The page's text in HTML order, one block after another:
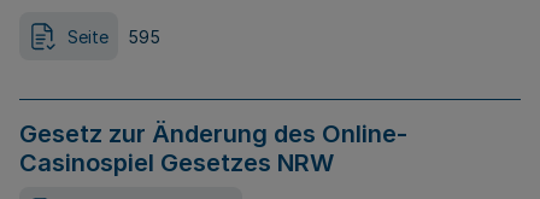
Seite 595
Gesetz zur Änderung des Online-
Casinospiel Gesetzes NRW